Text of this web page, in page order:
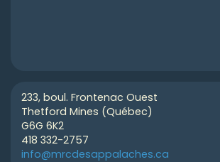
233, boul. Frontenac Ouest
Thetford Mines (Québec)
G6G 6K2
418 332-2757
info@mrcdesappalaches.ca